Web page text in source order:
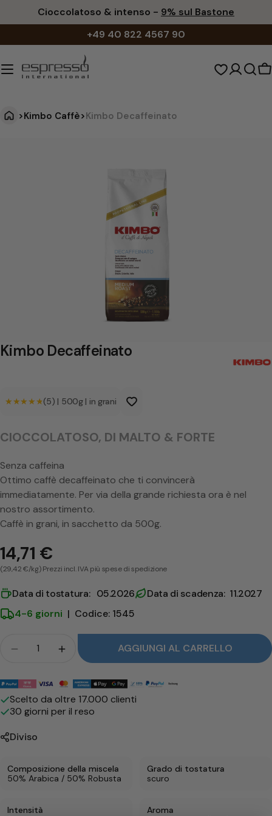
al
Cioccolatoso & intenso - 9% sul Bastone
+49 40 822 4567 90
>Kimbo Caffè>Kimbo Decaffeinato
f
n
a
t
o
Kimbo Decaffeinato
★★★★★
★★★★★(5) | 500g | in grani
CIOCCOLATOSO, DI MALTO & FORTE
Senza caffeina
Ottimo caffè decaffeinato che ti convincerà
immediatamente. Per via della grande richiesta ora è nel
nostro assortimento.
Caffè in grani, in sacchetto da 500g.
14,71 €
(29,42 €/kg) Prezzi incl. IVA più spese di spedizione
Data di tostatura: 05.2026
Data di scadenza: 11.2027
4-6 giorni | Codice: 1545
Quantità per Kimbo Decaffeinato ridurre
Quantità per Kimbo Decaffeinato
AGGIUNGI AL CARRELLO
Metodi
di
pagamento
Scelto da oltre 17.000 clienti
30 giorni per il reso
Diviso
Composizione della miscela
50% Arabica / 50% Robusta
Grado di tostatura
scuro
Intensità
Aroma